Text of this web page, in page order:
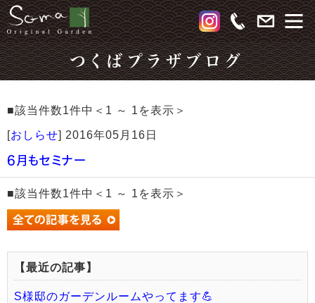
つくばプラザブログ
■該当件数1件中＜1 ～ 1を表示＞
[おしらせ] 2016年05月16日
6月もセミナー
■該当件数1件中＜1 ～ 1を表示＞
【最近の記事】
S様邸のガーデンルームやってます💪